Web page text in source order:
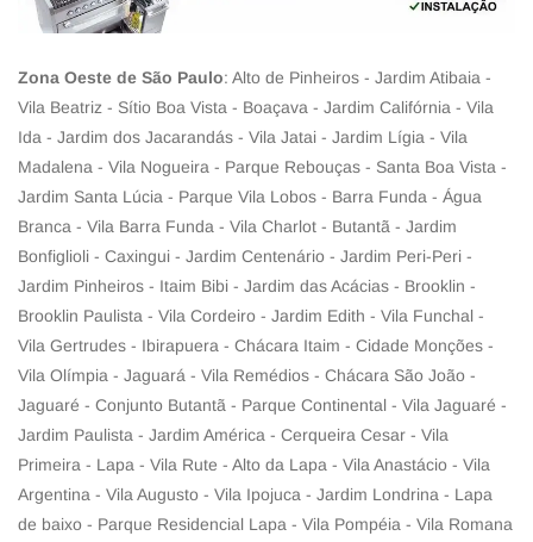
Zona Oeste de São Paulo: Alto de Pinheiros - Jardim Atibaia -
Vila Beatriz - Sítio Boa Vista - Boaçava - Jardim Califórnia - Vila
Ida - Jardim dos Jacarandás - Vila Jatai - Jardim Lígia - Vila
Madalena - Vila Nogueira - Parque Rebouças - Santa Boa Vista -
Jardim Santa Lúcia - Parque Vila Lobos - Barra Funda - Água
Branca - Vila Barra Funda - Vila Charlot - Butantã - Jardim
Bonfiglioli - Caxingui - Jardim Centenário - Jardim Peri-Peri -
Jardim Pinheiros - Itaim Bibi - Jardim das Acácias - Brooklin -
Brooklin Paulista - Vila Cordeiro - Jardim Edith - Vila Funchal -
Vila Gertrudes - Ibirapuera - Chácara Itaim - Cidade Monções -
Vila Olímpia - Jaguará - Vila Remédios - Chácara São João -
Jaguaré - Conjunto Butantã - Parque Continental - Vila Jaguaré -
Jardim Paulista - Jardim América - Cerqueira Cesar - Vila
Primeira - Lapa - Vila Rute - Alto da Lapa - Vila Anastácio - Vila
Argentina - Vila Augusto - Vila Ipojuca - Jardim Londrina - Lapa
de baixo - Parque Residencial Lapa - Vila Pompéia - Vila Romana